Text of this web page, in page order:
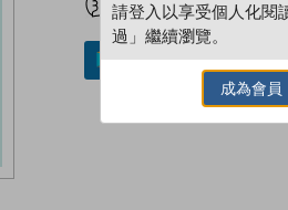
加入／閱讀電子書
請登入以享受個人化閱
過」繼續瀏覽。
成為會員